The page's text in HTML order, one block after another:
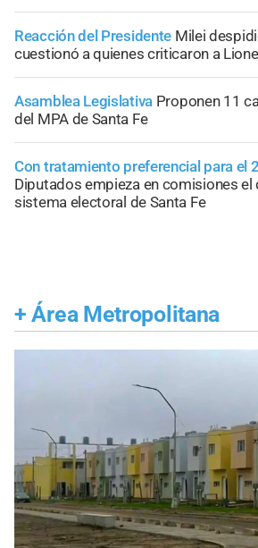
Reacción del Presidente Milei
cuestionó a quienes criticaron a
Asamblea Legislativa Proponen 11
del MPA de Santa Fe
Con tratamiento preferencial para el
Diputados empieza en comisiones el
sistema electoral de Santa Fe
+ Área Metropolitana